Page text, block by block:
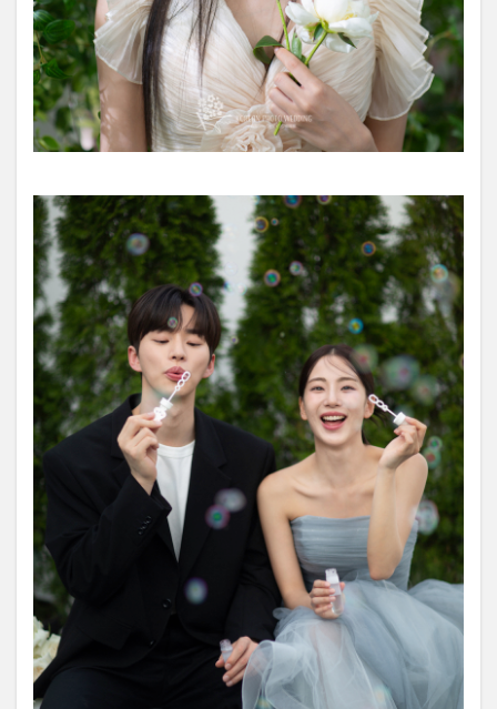
Studio
Mignon
はこん
なカッ
プルに
おすす
め！
最新
サン
プル
写真
をチ
ェッ
ク！